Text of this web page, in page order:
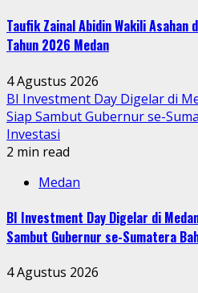
Taufik Zainal Abidin Wakili Asahan
Tahun 2026 Medan
4 Agustus 2026
BI Investment Day Digelar di
Siap Sambut Gubernur se-
Investasi
2 min read
Medan
BI Investment Day Digelar di
Sambut Gubernur se-Sumatera
4 Agustus 2026